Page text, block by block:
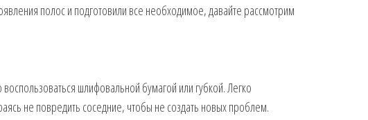
полос и подготовили все необходимое, давайте рассмотрим
шлифовальной бумагой или губкой. Легко
не повредить соседние, чтобы не создать новых проблем.